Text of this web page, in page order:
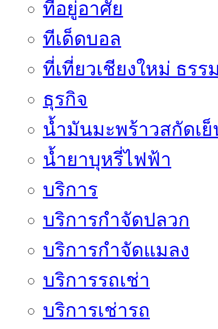
ที่อยู่อาศัย
ทีเด็ดบอล
ที่เที่ยวเชียงใหม่ ธรร
ธุรกิจ
น้ำมันมะพร้าวสกัดเ
น้ำยาบุหรี่ไฟฟ้า
บริการ
บริการกำจัดปลวก
บริการกำจัดแมลง
บริการรถเช่า
บริการเช่ารถ